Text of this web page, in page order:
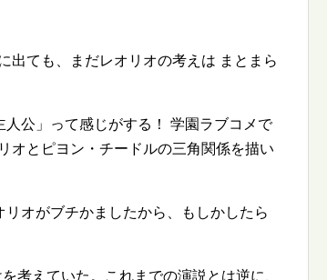
出ても、まだレオリオの考えは まとまら
公」って感じがする！ 学園ラブコメで
オとピヨン・チードルの三角関係を描い
リオがブチかましたから、もしかしたら
考えていた。これまでの演説とは逆に、